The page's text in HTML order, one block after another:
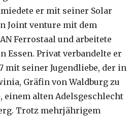
er mit seiner Solar
Joint venture mit dem
Ferrostaal und arbeitete
Essen. Privat verbandelte er
mit seiner Jugendliebe, der in
Gräfin von Waldburg zu
einem alten Adelsgeschlecht
Trotz mehrjährigem